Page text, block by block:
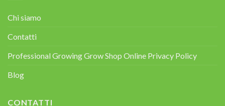
Chi siamo
Contatti
Professional Growing Grow Shop Online Privacy Policy
Blog
CONTATTI